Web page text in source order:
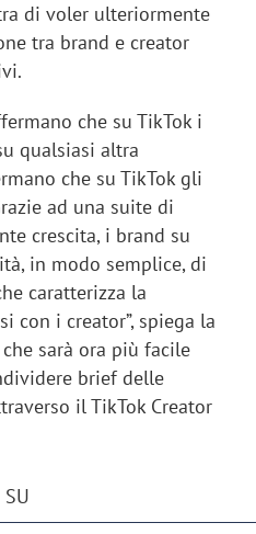
di voler ulteriormente
tra brand e creator
che su TikTok i
qualsiasi altra
che su TikTok gli
ad una suite di
crescita, i brand su
in modo semplice, di
caratterizza la
con i creator”, spiega la
sarà ora più facile
brief delle
il TikTok Creator
SU